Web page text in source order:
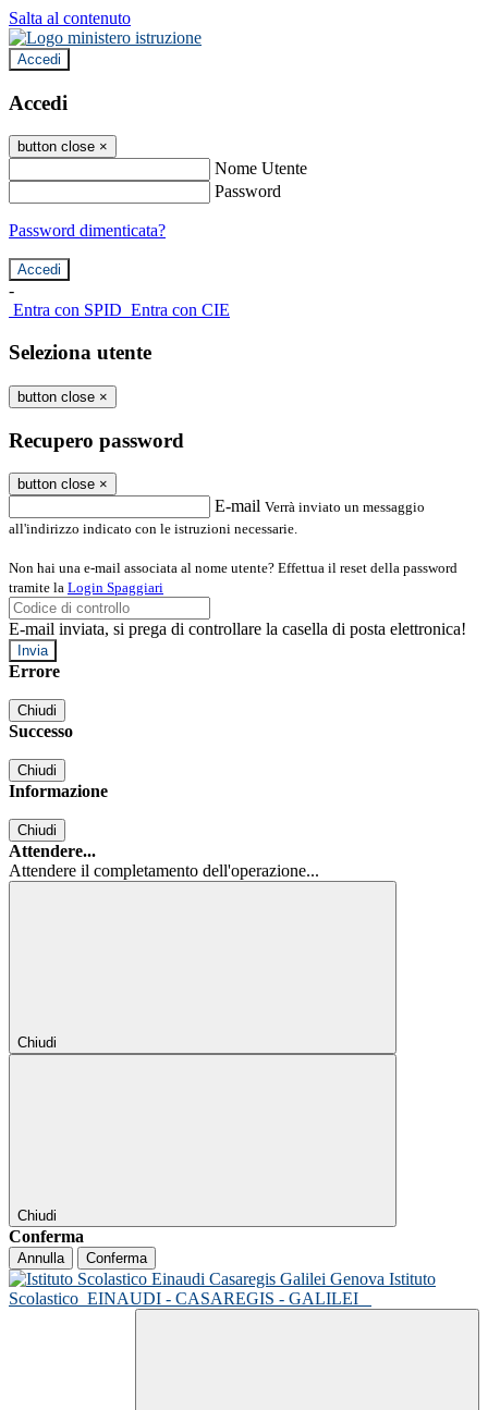
Salta al contenuto
Accedi
Accedi
button close ×
Nome Utente
Password
Password dimenticata?
-
Entra con SPID Entra con CIE
Seleziona utente
button close ×
Recupero password
button close ×
E-mail Verrà inviato un messaggio
all'indirizzo indicato con le istruzioni necessarie.
Non hai una e-mail associata al nome utente? Effettua il reset della password
tramite la Login Spaggiari
E-mail inviata, si prega di controllare la casella di posta elettronica!
Errore
Chiudi
Successo
Chiudi
Informazione
Chiudi
Attendere...
Attendere il completamento dell'operazione...
Chiudi
Chiudi
Conferma
Annulla Conferma
Istituto
Scolastico EINAUDI - CASAREGIS - GALILEI